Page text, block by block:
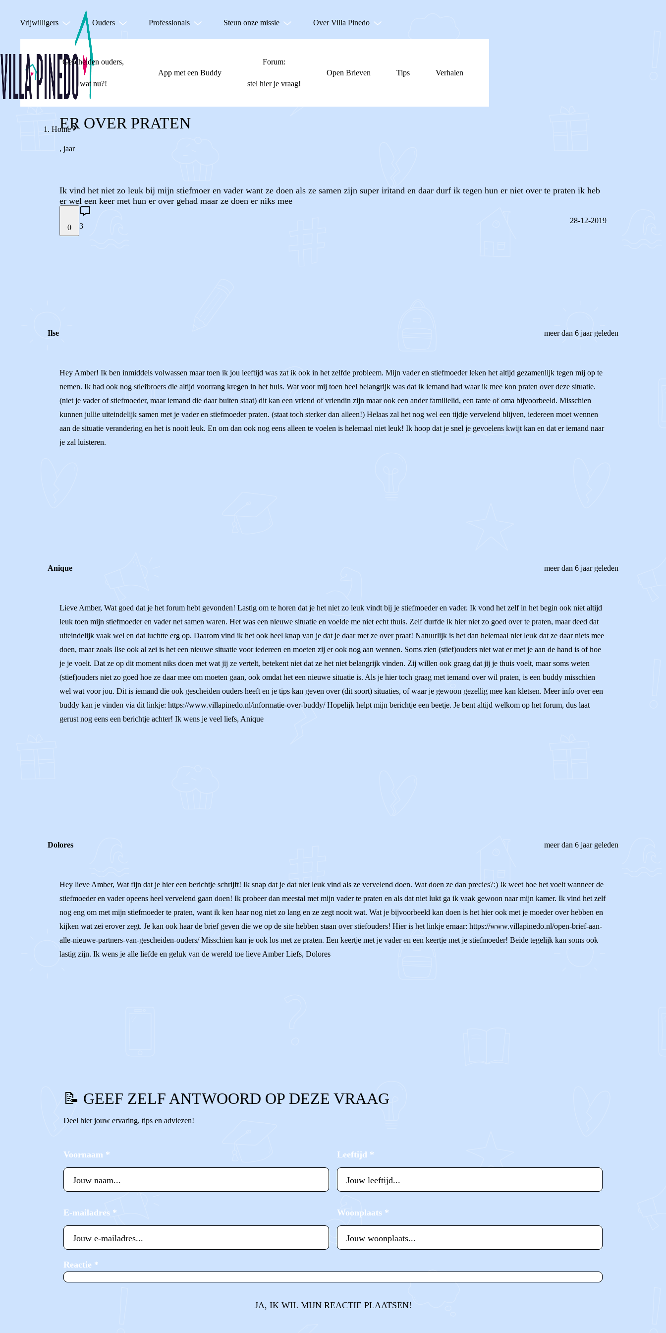
Vrijwilligers Ouders Professionals Steun onze missie Over Villa Pinedo
Gescheiden ouders,
wat nu?!
App met een Buddy
Forum:
stel hier je vraag!
Open Brieven Tips Verhalen
Home
ER OVER PRATEN
, jaar
Ik vind het niet zo leuk bij mijn stiefmoer en vader want ze doen als ze samen zijn super iritand en daar durf ik tegen hun er niet over te praten ik heb
er wel een keer met hun er over gehad maar ze doen er niks mee
0 3
28-12-2019
Ilse meer dan 6 jaar geleden
Hey Amber! Ik ben inmiddels volwassen maar toen ik jou leeftijd was zat ik ook in het zelfde probleem. Mijn vader en stiefmoeder leken het altijd gezamenlijk tegen mij op te
nemen. Ik had ook nog stiefbroers die altijd voorrang kregen in het huis. Wat voor mij toen heel belangrijk was dat ik iemand had waar ik mee kon praten over deze situatie.
(niet je vader of stiefmoeder, maar iemand die daar buiten staat) dit kan een vriend of vriendin zijn maar ook een ander familielid, een tante of oma bijvoorbeeld. Misschien
kunnen jullie uiteindelijk samen met je vader en stiefmoeder praten. (staat toch sterker dan alleen!) Helaas zal het nog wel een tijdje vervelend blijven, iedereen moet wennen
aan de situatie verandering en het is nooit leuk. En om dan ook nog eens alleen te voelen is helemaal niet leuk! Ik hoop dat je snel je gevoelens kwijt kan en dat er iemand naar
je zal luisteren.
Anique meer dan 6 jaar geleden
Lieve Amber, Wat goed dat je het forum hebt gevonden! Lastig om te horen dat je het niet zo leuk vindt bij je stiefmoeder en vader. Ik vond het zelf in het begin ook niet altijd
leuk toen mijn stiefmoeder en vader net samen waren. Het was een nieuwe situatie en voelde me niet echt thuis. Zelf durfde ik hier niet zo goed over te praten, maar deed dat
uiteindelijk vaak wel en dat luchtte erg op. Daarom vind ik het ook heel knap van je dat je daar met ze over praat! Natuurlijk is het dan helemaal niet leuk dat ze daar niets mee
doen, maar zoals Ilse ook al zei is het een nieuwe situatie voor iedereen en moeten zij er ook nog aan wennen. Soms zien (stief)ouders niet wat er met je aan de hand is of hoe
je je voelt. Dat ze op dit moment niks doen met wat jij ze vertelt, betekent niet dat ze het niet belangrijk vinden. Zij willen ook graag dat jij je thuis voelt, maar soms weten
(stief)ouders niet zo goed hoe ze daar mee om moeten gaan, ook omdat het een nieuwe situatie is. Als je hier toch graag met iemand over wil praten, is een buddy misschien
wel wat voor jou. Dit is iemand die ook gescheiden ouders heeft en je tips kan geven over (dit soort) situaties, of waar je gewoon gezellig mee kan kletsen. Meer info over een
buddy kan je vinden via dit linkje: https://www.villapinedo.nl/informatie-over-buddy/ Hopelijk helpt mijn berichtje een beetje. Je bent altijd welkom op het forum, dus laat
gerust nog eens een berichtje achter! Ik wens je veel liefs, Anique
Dolores meer dan 6 jaar geleden
Hey lieve Amber, Wat fijn dat je hier een berichtje schrijft! Ik snap dat je dat niet leuk vind als ze vervelend doen. Wat doen ze dan precies?:) Ik weet hoe het voelt wanneer de
stiefmoeder en vader opeens heel vervelend gaan doen! Ik probeer dan meestal met mijn vader te praten en als dat niet lukt ga ik vaak gewoon naar mijn kamer. Ik vind het zelf
nog eng om met mijn stiefmoeder te praten, want ik ken haar nog niet zo lang en ze zegt nooit wat. Wat je bijvoorbeeld kan doen is het hier ook met je moeder over hebben en
kijken wat zei erover zegt. Je kan ook haar de brief geven die we op de site hebben staan over stiefouders! Hier is het linkje ernaar: https://www.villapinedo.nl/open-brief-aan-
alle-nieuwe-partners-van-gescheiden-ouders/ Misschien kan je ook los met ze praten. Een keertje met je vader en een keertje met je stiefmoeder! Beide tegelijk kan soms ook
lastig zijn. Ik wens je alle liefde en geluk van de wereld toe lieve Amber Liefs, Dolores
📝 GEEF ZELF ANTWOORD OP DEZE VRAAG
Deel hier jouw ervaring, tips en adviezen!
Voornaam * Leeftijd *
E-mailadres * Woonplaats *
Reactie *
JA, IK WIL MIJN REACTIE PLAATSEN!